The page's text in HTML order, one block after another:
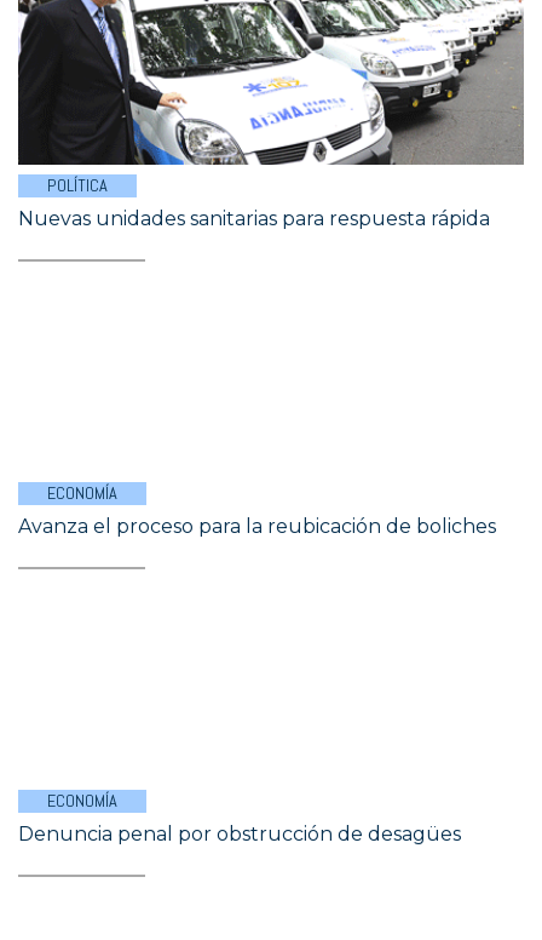
POLÍTICA
Nuevas unidades sanitarias para respuesta rápida
ECONOMÍA
Avanza el proceso para la reubicación de boliches
ECONOMÍA
Denuncia penal por obstrucción de desagües